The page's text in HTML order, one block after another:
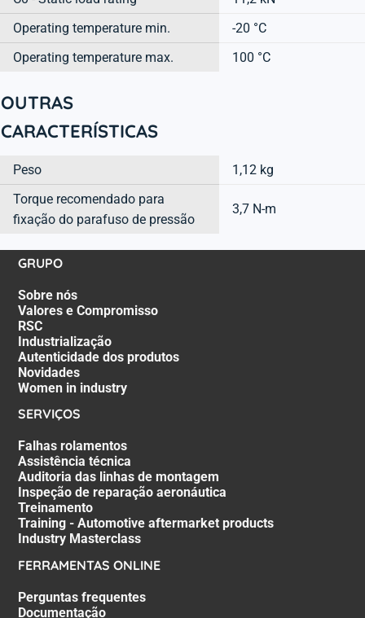
Operating temperature min.
-20 °C
Operating temperature max.
100 °C
OUTRAS
CARACTERÍSTICAS
Peso
1,12 kg
Torque recomendado para
fixação do parafuso de pressão
3,7 N-m
GRUPO
Sobre nós
Valores e Compromisso
RSC
Industrialização
Autenticidade dos produtos
Novidades
Women in industry
SERVIÇOS
Falhas rolamentos
Assistência técnica
Auditoria das linhas de montagem
Inspeção de reparação aeronáutica
Treinamento
Training - Automotive aftermarket products
Industry Masterclass
FERRAMENTAS ONLINE
Perguntas frequentes
Documentação